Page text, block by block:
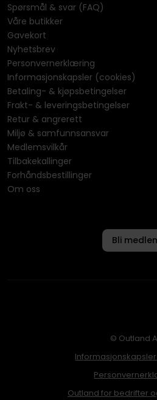
Spørsmål & svar (FAQ)
Våre butikker
Gavekort
Nyhetsbrev
Personvernerklæring
Informasjonskapsler (cookies)
Betaling- & kjøpsbetingelser
Frakt- & leveringsbetingelser
Retur & angrerett
Miljø & samfunnsansvar
Medlemsvilkår
Tilbakekallinger
Forhåndsbestillinger
Om oss
Bli
© Outland
Outland for bedrifter